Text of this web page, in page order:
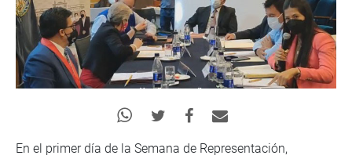
En el primer día de la Semana de Representación,